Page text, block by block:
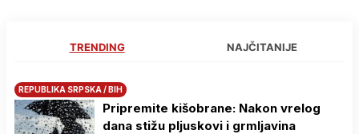
TRENDING NAJČITANIJE
REPUBLIKA SRPSKA / BIH
Pripremite kišobrane: Nakon vrelog
dana stižu pljuskovi i grmljavina